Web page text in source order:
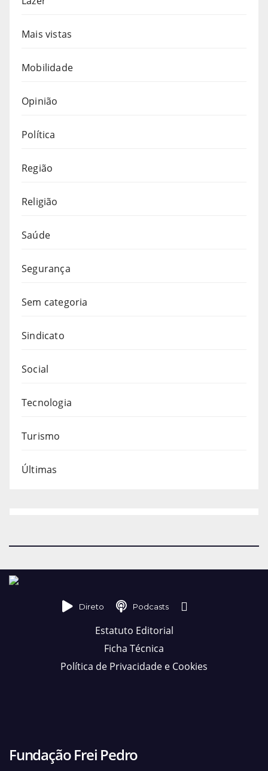
Mais vistas
Mobilidade
Opinião
Política
Região
Religião
Saúde
Segurança
Sem categoria
Sindicato
Social
Tecnologia
Turismo
Últimas
Direto Podcasts
Estatuto Editorial
Ficha Técnica
Política de Privacidade e Cookies
Fundação Frei Pedro